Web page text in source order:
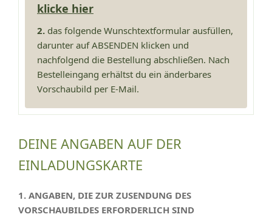
klicke hier
2. das folgende Wunschtextformular ausfüllen,
darunter auf ABSENDEN klicken und
nachfolgend die Bestellung abschließen. Nach
Bestelleingang erhältst du ein änderbares
Vorschaubild per E-Mail.
DEINE ANGABEN AUF DER
EINLADUNGSKARTE
1. ANGABEN, DIE ZUR ZUSENDUNG DES
VORSCHAUBILDES ERFORDERLICH SIND